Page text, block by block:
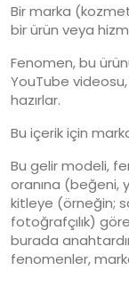
Bir marka
bir ürün veya
Fenomen, bu
YouTube videosu,
hazırlar.
Bu içerik için
Bu gelir modeli,
oranına
kitleye (örneğin;
fotoğrafçılık)
burada
fenomenler,